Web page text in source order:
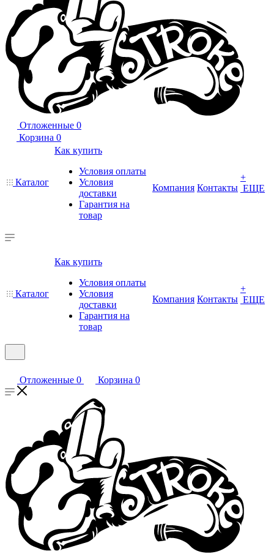
Отложенные 0
Корзина 0
Каталог
Как купить
Условия оплаты
Условия
доставки
Гарантия на
товар
Компания Контакты
+
ЕЩЕ
Каталог
Как купить
Условия оплаты
Условия
доставки
Гарантия на
товар
Компания Контакты
+
ЕЩЕ
Отложенные 0 Корзина 0